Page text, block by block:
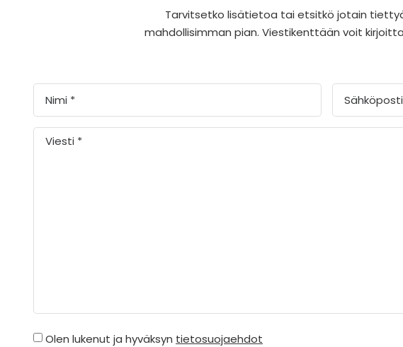
Tarvitsetko lisätietoa tai etsitkö jotain
mahdollisimman pian. Viestikenttään voit
Olen lukenut ja hyväksyn tietosuojaehdot